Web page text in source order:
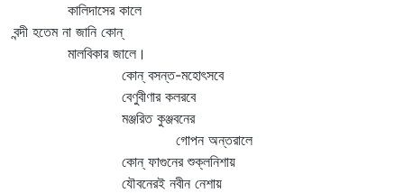
কালিদাসের কালে
বন্দী হতেম না জানি কোন্‌
মালবিকার জালে।
কোন্‌ বসন্ত-মহোৎসবে
বেণুবীণার কলরবে
মঞ্জরিত কুঞ্জবনের
গোপন অন্তরালে
কোন্‌ ফাগুনের শুক্লনিশায়
যৌবনেরই নবীন নেশায়